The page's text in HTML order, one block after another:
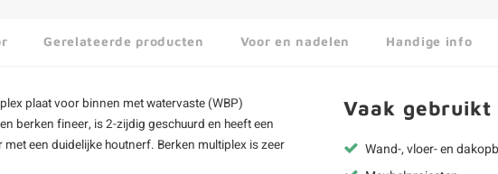
Gerelateerde producten Voor en nadelen Handige info
plaat voor binnen met watervaste (WBP)
berken fineer, is 2-zijdig geschuurd en heeft een
een duidelijke houtnerf. Berken multiplex is zeer
Vaak gebruikt
Wand-, vloer- en